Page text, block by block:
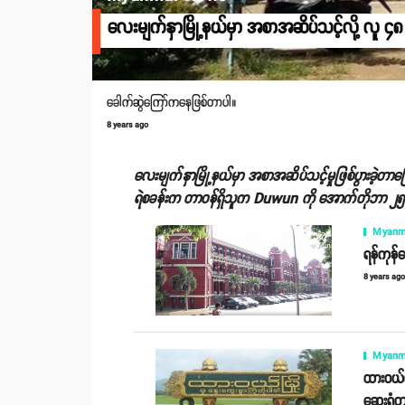
လေးမျက်နှာမြို့နယ်မှာ အစာအဆိပ်သင့်လို့ လူ ၄
ခေါက်ဆွဲကြော်ကနေဖြစ်တာပါ။
8 years ago
လေးမျက်နှာမြို့နယ်မှာ အစာအဆိပ်သင့်မှုဖြစ်ပွားခဲ့တ
ရဲစခန်းက တာဝန်ရှိသူက Duwun ကို အောက်တိုဘာ ၂၅
ရန်ကုန်
8 years ago
ထားဝ